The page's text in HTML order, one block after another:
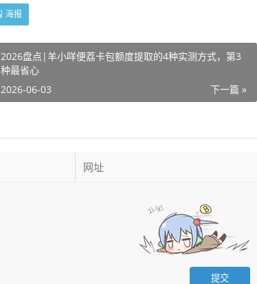
海报
2026盘点|羊小咩便荔卡包额度提取的4种实测方式，第3
种最省心
下一篇 »
2026-06-03